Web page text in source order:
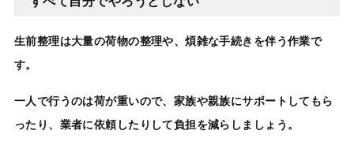
生前整理は大量の荷物の整理や、煩雑な手続きを伴う作業で
す。
一人で行うのは荷が重いので、家族や親族にサポートしてもら
ったり、業者に依頼したりして負担を減らしましょう。